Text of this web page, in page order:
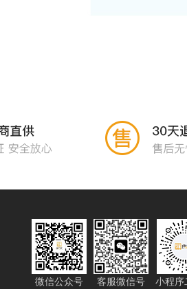
微信公众号 客服微信号 小程序